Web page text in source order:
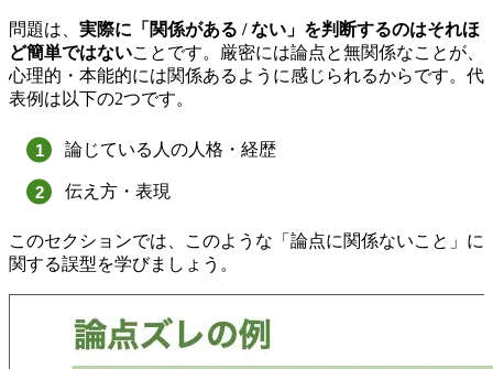
問題は、 実際に「関係がある / ない」を判断するのはそれほ
ど簡単ではないことです。厳密には論点と無関係なことが、
心理的・本能的には関係あるように感じられるからです。代
表例は以下の2つです。
論じている人の人格・経歴
伝え方・表現
このセクションでは、このような「論点に関係ないこと」に
関する誤型を学びましょう。